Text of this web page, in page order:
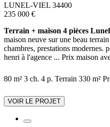
LUNEL-VIEL 34400
235 000 €
Terrain + maison 4 pièces
maison neuve sur une beau
chambres, prestations modernes.
henri à l'agence ... Prix maison
80 m² 3 ch. 4 p. Terrain 330 m²
VOIR LE PROJET